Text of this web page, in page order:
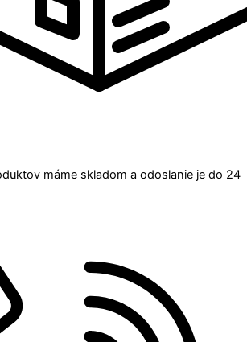
máme skladom a odoslanie je do 24